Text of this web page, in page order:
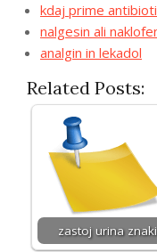
kdaj prime
nalgesin ali
analgin in lekadol
Related Posts:
zastoj urina znaki